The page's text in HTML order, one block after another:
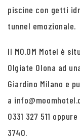
piscine con getti
tunnel emozionale.
Il MO.OM Motel è
Olgiate Olona ad
Giardino Milano e
a
0331 327 511
3740.